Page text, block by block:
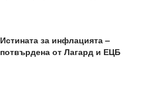
Истината за инфлацията –
потвърдена от Лагард и ЕЦБ